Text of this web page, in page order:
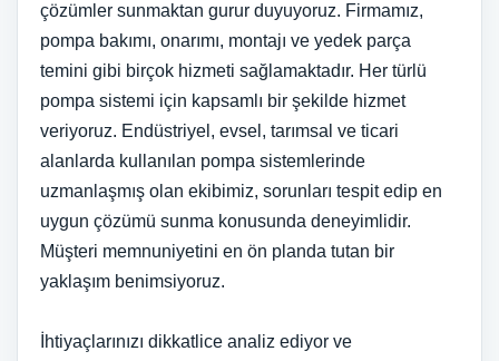
çözümler sunmaktan gurur duyuyoruz. Firmamız,
pompa bakımı, onarımı, montajı ve yedek parça
temini gibi birçok hizmeti sağlamaktadır. Her türlü
pompa sistemi için kapsamlı bir şekilde hizmet
veriyoruz. Endüstriyel, evsel, tarımsal ve ticari
alanlarda kullanılan pompa sistemlerinde
uzmanlaşmış olan ekibimiz, sorunları tespit edip en
uygun çözümü sunma konusunda deneyimlidir.
Müşteri memnuniyetini en ön planda tutan bir
yaklaşım benimsiyoruz.
İhtiyaçlarınızı dikkatlice analiz ediyor ve